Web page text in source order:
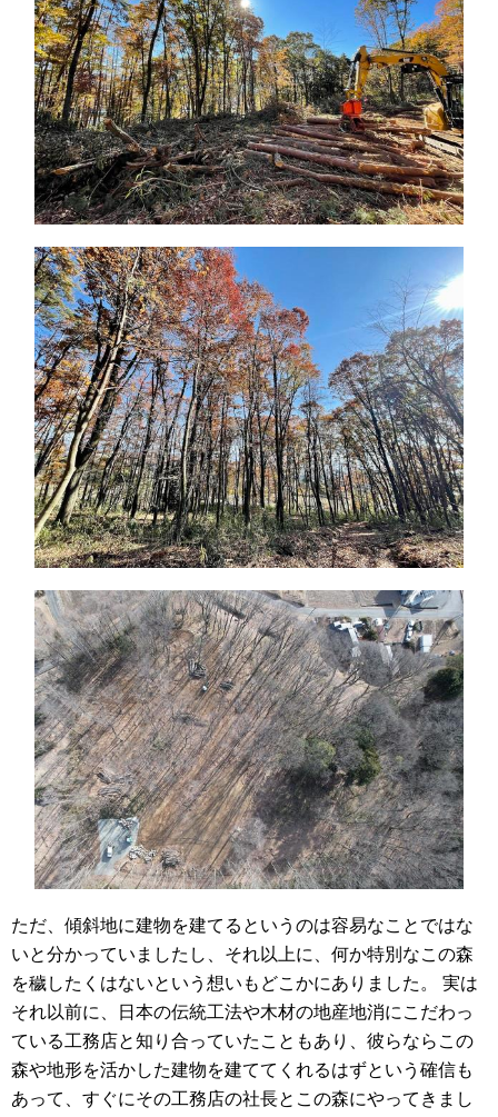
ただ、傾斜地に建物を建てるというのは容易なことではな
いと分かっていましたし、それ以上に、何か特別なこの森
を穢したくはないという想いもどこかにありました。 実は
それ以前に、日本の伝統工法や木材の地産地消にこだわっ
ている工務店と知り合っていたこともあり、彼らならこの
森や地形を活かした建物を建ててくれるはずという確信も
あって、すぐにその工務店の社長とこの森にやってきまし